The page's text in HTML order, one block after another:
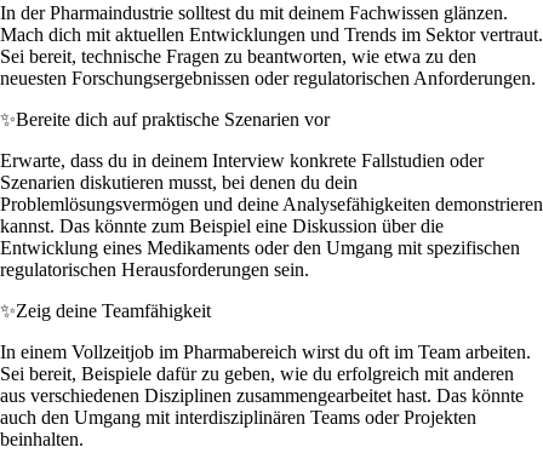
In der Pharmaindustrie solltest du mit deinem Fachwissen glänzen.
Mach dich mit aktuellen Entwicklungen und Trends im Sektor vertraut.
Sei bereit, technische Fragen zu beantworten, wie etwa zu den
neuesten Forschungsergebnissen oder regulatorischen Anforderungen.
✨Bereite dich auf praktische Szenarien vor
Erwarte, dass du in deinem Interview konkrete Fallstudien oder
Szenarien diskutieren musst, bei denen du dein
Problemlösungsvermögen und deine Analysefähigkeiten demonstrieren
kannst. Das könnte zum Beispiel eine Diskussion über die
Entwicklung eines Medikaments oder den Umgang mit spezifischen
regulatorischen Herausforderungen sein.
✨Zeig deine Teamfähigkeit
In einem Vollzeitjob im Pharmabereich wirst du oft im Team arbeiten.
Sei bereit, Beispiele dafür zu geben, wie du erfolgreich mit anderen
aus verschiedenen Disziplinen zusammengearbeitet hast. Das könnte
auch den Umgang mit interdisziplinären Teams oder Projekten
beinhalten.